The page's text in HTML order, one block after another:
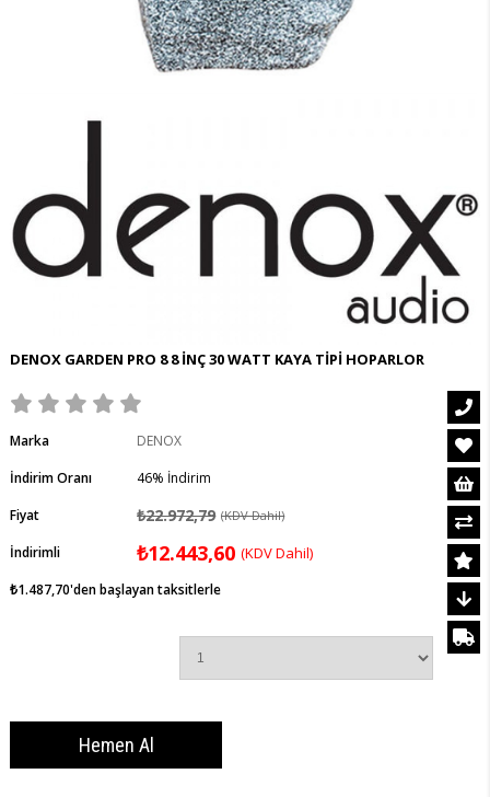
DENOX GARDEN PRO 8 8 İNÇ 30 WATT KAYA TİPİ HOPARLOR
Marka
DENOX
İndirim Oranı
%
46
İndirim
Fiyat
₺22.972,79 (KDV Dahil)
İndirimli ₺12.443,60 (KDV Dahil)
₺1.487,70'den başlayan taksitlerle